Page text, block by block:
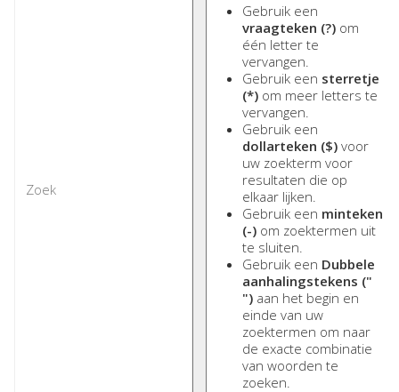
Gebruik een
vraagteken (?) om
één letter te
vervangen.
Gebruik een sterretje
(*) om meer letters te
vervangen.
Gebruik een
dollarteken ($) voor
uw zoekterm voor
resultaten die op
elkaar lijken.
Gebruik een minteken
(-) om zoektermen uit
te sluiten.
Gebruik een Dubbele
aanhalingstekens ("
") aan het begin en
einde van uw
zoektermen om naar
de exacte combinatie
van woorden te
zoeken.